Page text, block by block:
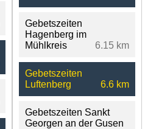
Gebetszeiten
Hagenberg im
Mühlkreis
6.15 km
Gebetszeiten
Luftenberg
6.6 km
Gebetszeiten Sankt
Georgen an der Gusen